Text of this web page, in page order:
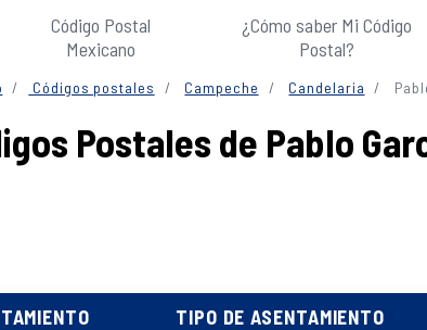
Código Postal
Mexicano
¿Cómo saber Mi Código
Postal?
Códigos postales Campeche Candelaria
Postales de Pablo
TIPO DE ASENTAMIENTO